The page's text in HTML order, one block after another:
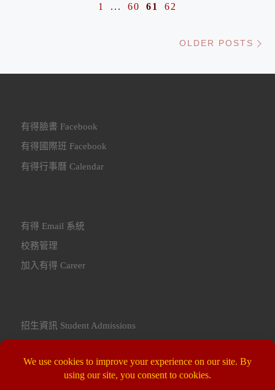
1 ... 60 61 62
OLDER POSTS
有得臉書 Facebook
有得國際班 Facebook
有得行事曆 Calendar
有得 Email 系統
校務管理
加入有得 Career
招生資訊 Student Admissions